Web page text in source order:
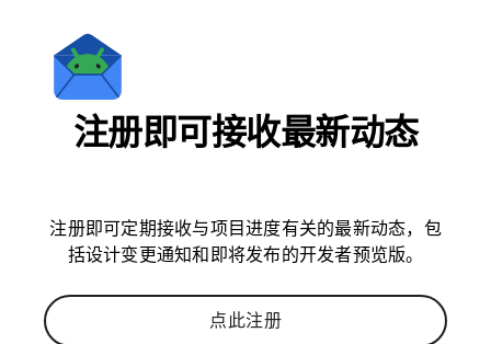
注册即可接收最新动态
注册即可定期接收与项目进度有关的最新动态，包
括设计变更通知和即将发布的开发者预览版。
点此注册